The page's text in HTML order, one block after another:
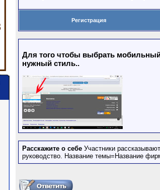
Регистрация
Для того чтобы выбрать
нужный стиль..
Расскажите о себе Участники
руководство. Название темы=Название